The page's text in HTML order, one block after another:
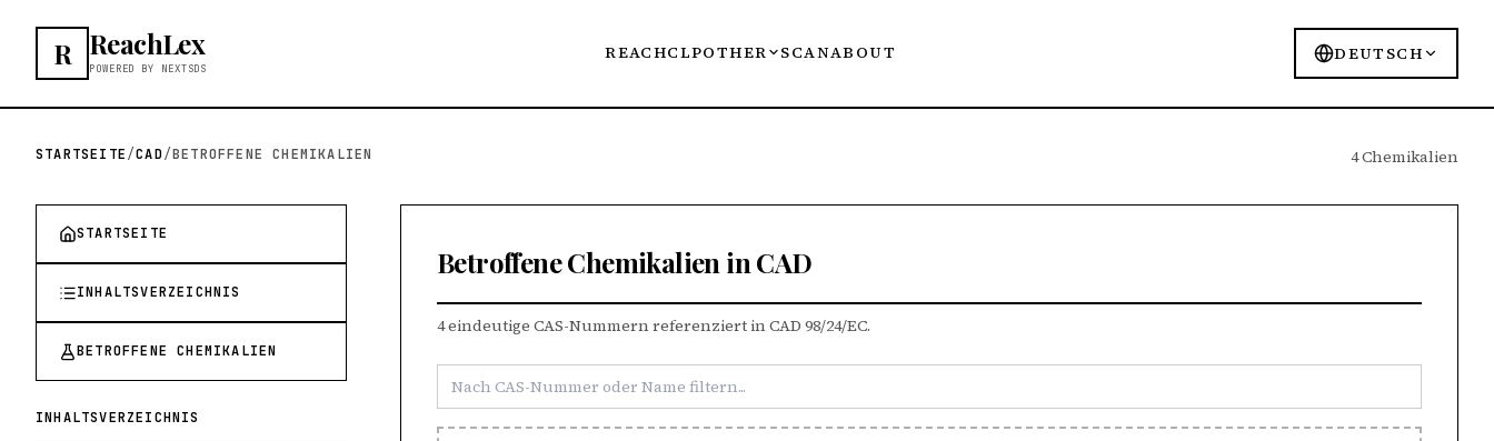
R ReachLex
POWERED BY NEXTSDS
REACHCLPOTHER SCANABOUT DEUTSCH
STARTSEITE/CAD/BETROFFENE CHEMIKALIEN 4 Chemikalien
STARTSEITE
INHALTSVERZEICHNIS
BETROFFENE CHEMIKALIEN
INHALTSVERZEICHNIS
Betroffene Chemikalien in CAD
4 eindeutige CAS-Nummern referenziert in CAD 98/24/EC.